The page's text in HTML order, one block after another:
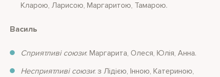
Кларою, Ларисою, Маргаритою, Тамарою.
Василь
Сприятливі союзи: Маргарита, Олеся, Юлія, Анна.
Несприятливі союзи: з Лідією, Інною, Катериною,